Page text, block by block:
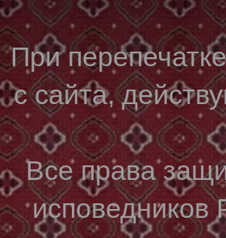
При
с сайта,
Все права